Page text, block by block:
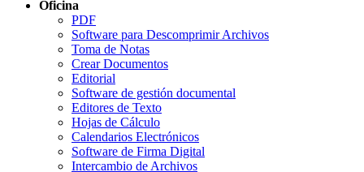
Oficina
PDF
Software para Descomprimir Archivos
Toma de Notas
Crear Documentos
Editorial
Software de gestión documental
Editores de Texto
Hojas de Cálculo
Calendarios Electrónicos
Software de Firma Digital
Intercambio de Archivos